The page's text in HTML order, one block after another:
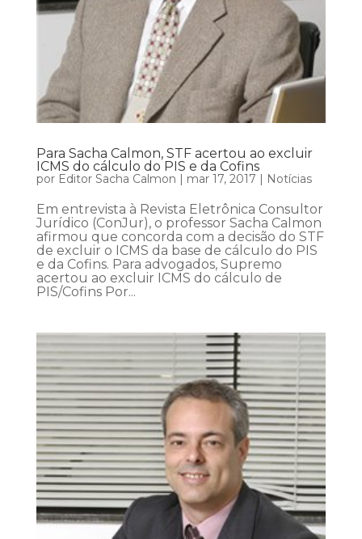
Para Sacha Calmon, STF acertou ao excluir
ICMS do cálculo do PIS e da Cofins
por Editor Sacha Calmon | mar 17, 2017 | Notícias
Em entrevista à Revista Eletrônica Consultor
Jurídico (ConJur), o professor Sacha Calmon
afirmou que concorda com a decisão do STF
de excluir o ICMS da base de cálculo do PIS
e da Cofins. Para advogados, Supremo
acertou ao excluir ICMS do cálculo de
PIS/Cofins Por...